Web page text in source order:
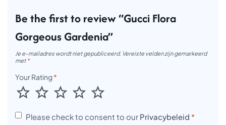
Be the first to review “Gucci Flora
Gorgeous Gardenia”
Je e-mailadres wordt niet gepubliceerd. Vereiste velden zijn gemarkeerd
met *
Your Rating*
Please check to consent to our Privacybeleid *